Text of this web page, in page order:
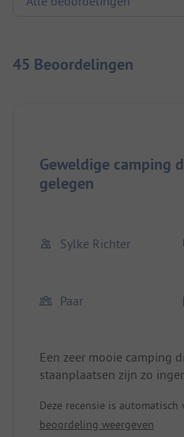
45 Beoordelingen
Geweldige camping
gelegen
Sylke Richter
Paar
Een zeer mooie camping
staanplaatsen zijn zo
restaurant; de Beach-Bar
gebouwd; het personeel
Deze recensie is automatisch
beoordeling weergeven